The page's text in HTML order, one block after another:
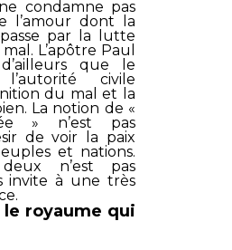
condamne pas
l’amour dont la
par la lutte
L’apôtre Paul
que le
civile
du mal et la
La notion de «
» n’est pas
de voir la paix
et nations.
n’est pas
invite à une très
royaume qui